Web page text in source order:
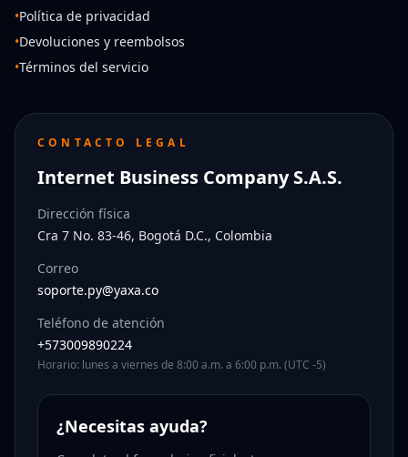
•Política de privacidad
•Devoluciones y reembolsos
•Términos del servicio
CONTACTO LEGAL
Internet Business Company S.A.S.
Dirección física
Cra 7 No. 83-46, Bogotá D.C., Colombia
Correo
soporte.py@yaxa.co
Teléfono de atención
+573009890224
Horario: lunes a viernes de 8:00 a.m. a 6:00 p.m. (UTC -5)
¿Necesitas ayuda?